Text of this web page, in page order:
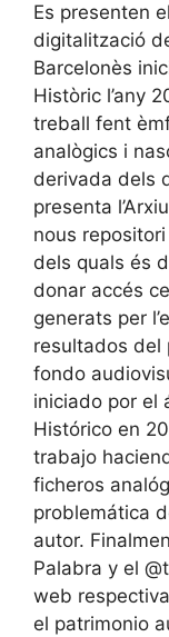
Es presenten
digitalització
Barcelonès
Històric l’any
treball fent
analògics i
derivada dels
presenta
nous
dels quals és
donar accés
generats per
resultados del
fondo
iniciado por el
Histórico en
trabajo
ficheros
problemática
autor.
Palabra y el
web
el patrimonio